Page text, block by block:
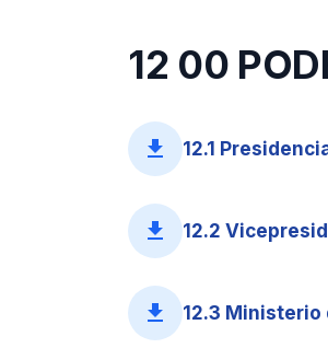
12 00
file_download 12.1
file_download 12.2
file_download 12.3 Ministerio